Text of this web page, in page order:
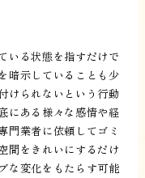
いる状態を指すだけで
暗示していることも少
けられないという行動
にある様々な感情や経
門業者に依頼してゴミ
間をきれいにするだけ
な変化をもたらす可能